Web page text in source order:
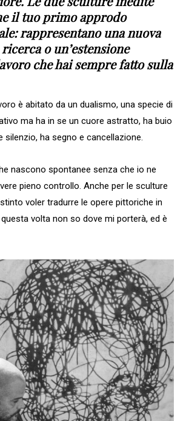
il tuo primo approdo
rappresentano una nuova
o un’estensione
che hai sempre fatto sulla
è abitato da un dualismo, una specie di
ma ha in se un cuore astratto, ha buio
silenzio, ha segno e cancellazione.
nascono spontanee senza che io ne
pieno controllo. Anche per le sculture
voler tradurre le opere pittoriche in
volta non so dove mi porterà, ed è